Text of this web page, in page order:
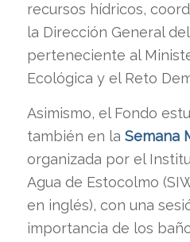
recursos hídricos,
la Dirección General del
perteneciente al
Ecológica y el Reto
Asimismo, el Fondo
también en la Semana
organizada por el
Agua de Estocolmo
en inglés), con una
importancia de los